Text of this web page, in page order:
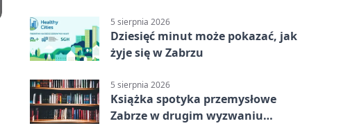
5 sierpnia 2026
Dziesięć minut może pokazać, jak
żyje się w Zabrzu
5 sierpnia 2026
Książka spotyka przemysłowe
Zabrze w drugim wyzwaniu